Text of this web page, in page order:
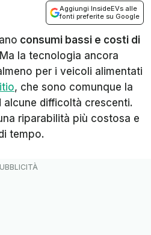
Aggiungi InsideEVs alle
fonti preferite su Google
consumi bassi e costi di
la tecnologia ancora
per i veicoli alimentati
, che sono comunque la
difficoltà crescenti.
riparabilità più costosa e
tempo.